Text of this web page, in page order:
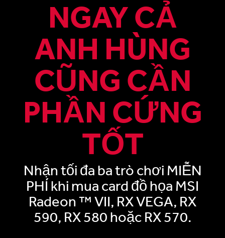
NGAY CẢ
ANH HÙNG
CŨNG CẦN
PHẦN CỨNG
TỐT
Nhận tối đa ba trò chơi MIỄN
PHÍ khi mua card đồ họa MSI
Radeon ™ VII, RX VEGA, RX
590, RX 580 hoặc RX 570.